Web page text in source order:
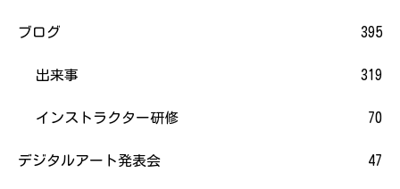
ブログ 395
出来事 319
インストラクター研修 70
デジタルアート発表会 47